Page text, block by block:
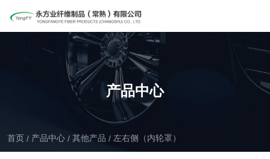
产品中心
首页 / 产品中心 / 其他产品 / 左右侧（内轮罩）